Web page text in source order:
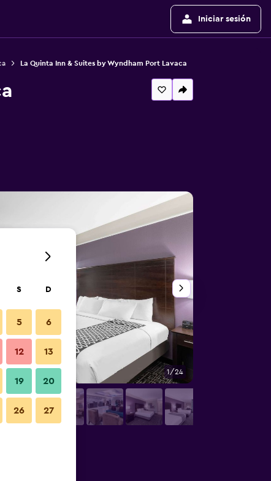
Iniciar sesión
La Quinta Inn & Suites by Wyndham Port Lavaca
1/24
S D
5 6
12 13
19 20
26 27